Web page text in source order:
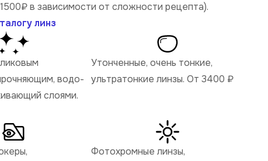
в зависимости от сложности рецепта).
линз
водо-
слоями.
Утонченные, очень тонкие,
ультратонкие линзы. От 3400 ₽
Фотохромные линзы,